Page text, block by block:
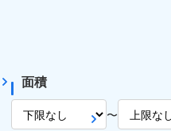
面積
〜